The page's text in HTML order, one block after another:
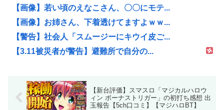
【画像】若い頃のえなこさん、〇〇にモテ...
【画像】お姉さん、下着透けてますよｗｗ...
【警告】社会人「スムージーにキウイ皮ご...
【3.11被災者が警告】避難所で自分の...
【新台評価】スマスロ「マジカルハロウ
ィン ボーナストリガー」の初打ち感想 出
玉報告【5ch口コミ】【マジハロBT】